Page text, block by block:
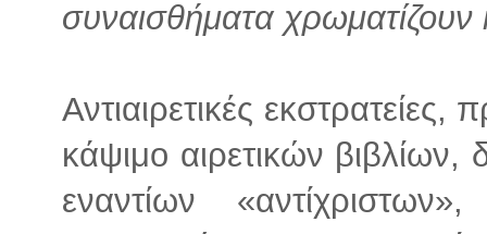
συναισθήματα
Αντιαιρετικές
κάψιμο αιρετικών βιβλίων,
εναντίων